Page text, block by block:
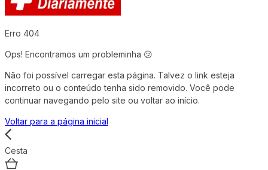
Erro 404
Ops! Encontramos um probleminha 😕
Não foi possível carregar esta página. Talvez o link esteja
incorreto ou o conteúdo tenha sido removido. Você pode
continuar navegando pelo site ou voltar ao início.
Voltar para a página inicial
Cesta